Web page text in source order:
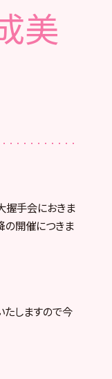
美
握手会におきま
の開催につきま
たしますので今